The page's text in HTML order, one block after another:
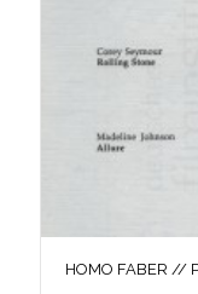
HOMO FABER //